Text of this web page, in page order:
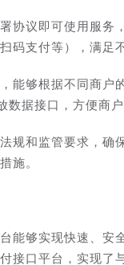
协议即可使用服务
码支付等），满足
能够根据不同商户
据接口，方便商户
规和监管要求，确
施。
能够实现快速、安
接口平台，实现了